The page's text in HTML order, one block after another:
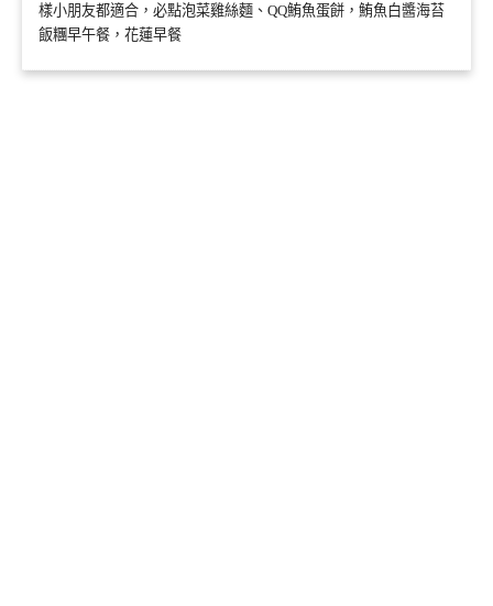
樣小朋友都適合，必點泡菜雞絲麵、QQ鮪魚蛋餅，鮪魚白醬海苔
飯糰早午餐，花蓮早餐